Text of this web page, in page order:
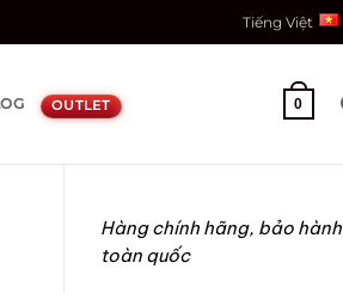
Tiếng Việt
OUTLET 0
Hàng chính hãng, bảo hành
toàn quốc